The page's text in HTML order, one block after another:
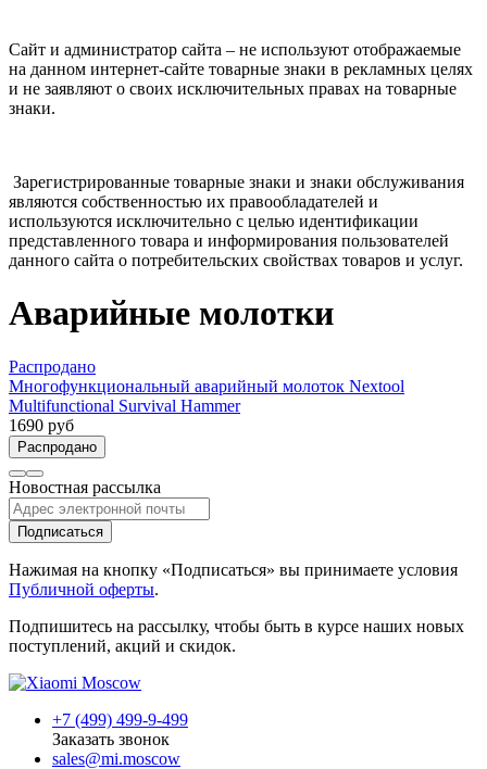
Сайт и администратор сайта – не используют отображаемые
на данном интернет-сайте товарные знаки в рекламных целях
и не заявляют о своих исключительных правах на товарные
знаки.
Зарегистрированные товарные знаки и знаки обслуживания
являются собственностью их правообладателей и
используются исключительно с целью идентификации
представленного товара и информирования пользователей
данного сайта о потребительских свойствах товаров и услуг.
Аварийные молотки
Распродано
Многофункциональный аварийный молоток Nextool
Multifunctional Survival Hammer
1690 руб
Распродано
Новостная рассылка
Подписаться
Нажимая на кнопку «Подписаться» вы принимаете условия
Публичной оферты.
Подпишитесь на рассылку, чтобы быть в курсе наших новых
поступлений, акций и скидок.
+7 (499) 499-9-499
Заказать звонок
sales@mi.moscow